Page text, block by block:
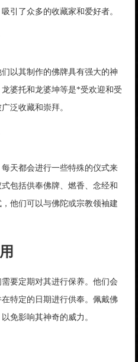
引了众多的收藏家和爱好者。
以其制作的佛牌具有强大的神
婆托和龙婆坤等是*受欢迎和受
泛收藏和崇拜。
天都会进行一些特殊的仪式来
包括供奉佛牌、燃香、念经和
他们可以与佛陀或宗教领袖建
要定期对其进行保养。他们会
特定的日期进行供奉。佩戴佛
免影响其神奇的威力。